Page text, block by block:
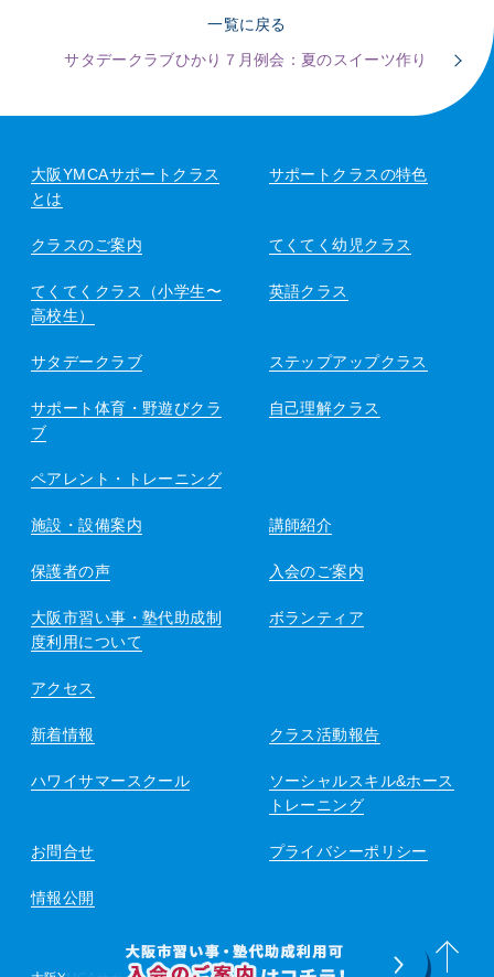
一覧に戻る
サタデークラブひかり７月例会：夏のスイーツ作り
大阪YMCAサポートクラス
とは
サポートクラスの特色
クラスのご案内 てくてく幼児クラス
てくてくクラス（小学生〜
高校生）
英語クラス
サタデークラブ ステップアップクラス
サポート体育・野遊びクラ
ブ
自己理解クラス
ペアレント・トレーニング
施設・設備案内 講師紹介
保護者の声 入会のご案内
大阪市習い事・塾代助成制
度利用について
ボランティア
アクセス
新着情報 クラス活動報告
ハワイサマースクール
ソーシャルスキル&ホース
トレーニング
お問合せ プライバシーポリシー
情報公開